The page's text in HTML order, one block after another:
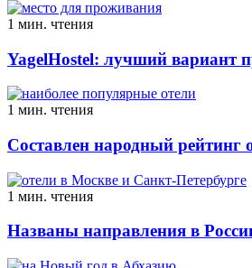
1 мин. чтения
YagelHostel: лучший вариант
1 мин. чтения
Составлен народный рейтинг
1 мин. чтения
Названы направления в